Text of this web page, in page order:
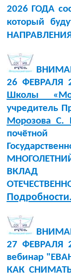
2026 ГОДА
который
26 ФЕВРАЛЯ
Школы
учредитель
Морозова С.
ВКЛАД
Подробности.
27 ФЕВРАЛЯ
вебинар
КАК